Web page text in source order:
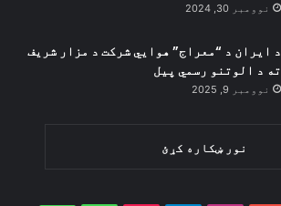
نوومبر 30, 2024
د ایران د “معراج” هوايي شرکت د مزار شریف
ته د الوتنو رسمي پیل
نوومبر 9, 2025
نور ښکاره کړئ